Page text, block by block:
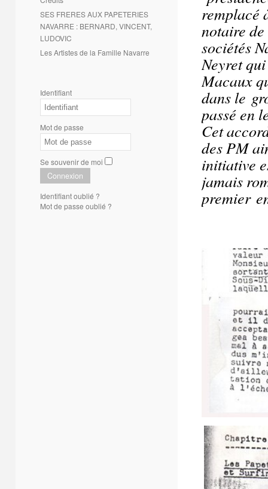
SES FRERES AUX PAPETERIES
NAVARRE : BERNARD, VINCENT,
LUDOVIC
Les Artistes de la Famille Navarre
Identifiant
Mot de passe
Se souvenir de moi
Connexion
Identifiant oublié ?
Mot de passe oublié ?
remplacé
notaire
sociétés
Neyret
Macaux
dans le
passé en
Cet
des PM
initiative
jamais
premier